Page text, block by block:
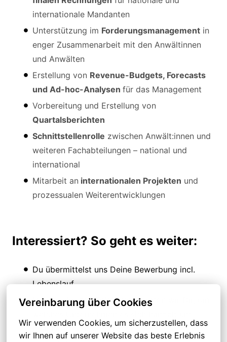
Vereinbarung über Cookies
Wir verwenden Cookies, um sicherzustellen, dass
wir Ihnen auf unserer Website das beste Erlebnis
internationale Mandanten
Unterstützung im Forderungsmanagement in
enger Zusammenarbeit mit den Anwältinnen
und Anwälten
Erstellung von Revenue-Budgets, Forecasts
und Ad-hoc-Analysen für das Management
Vorbereitung und Erstellung von
Quartalsberichten
Schnittstellenrolle zwischen Anwält:innen und
weiteren Fachabteilungen – national und
international
Mitarbeit an internationalen Projekten und
prozessualen Weiterentwicklungen
Interessiert? So geht es weiter:
Du übermittelst uns Deine Bewerbung incl.
Lebenslauf
In einem kurzen Telefonat verraten wir Dir, um
beantworten Deine Fragen